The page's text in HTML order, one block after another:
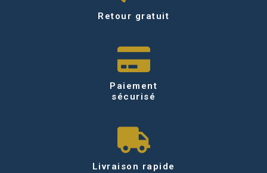
Retour gratuit
Paiement
sécurisé
Livraison rapide